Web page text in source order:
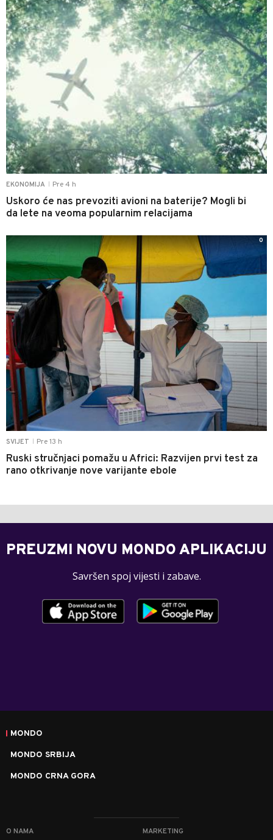
EKONOMIJA Pre 4 h
Uskoro će nas prevoziti avioni na baterije? Mogli bi
da lete na veoma popularnim relacijama
SVIJET Pre 13 h
Ruski stručnjaci pomažu u Africi: Razvijen prvi test za
rano otkrivanje nove varijante ebole
0
PREUZMI NOVU MONDO APLIKACIJU
Savršen spoj vijesti i zabave.
MONDO
MONDO SRBIJA
MONDO CRNA GORA
O NAMA MARKETING